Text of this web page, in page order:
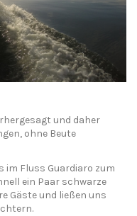
und daher
ohne Beute
im Fluss Guardiaro zum
ein Paar schwarze
Gäste und ließen uns